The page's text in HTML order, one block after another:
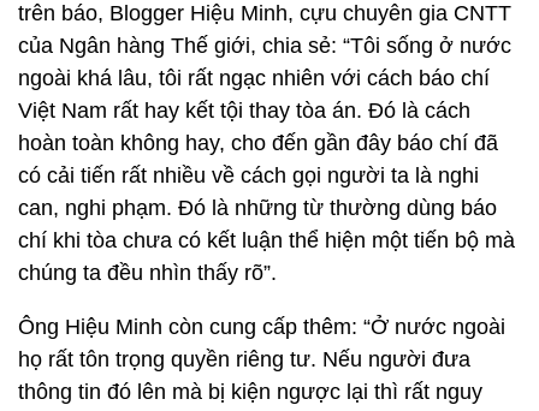
trên báo, Blogger Hiệu Minh, cựu chuyên gia CNTT
của Ngân hàng Thế giới, chia sẻ: “Tôi sống ở nước
ngoài khá lâu, tôi rất ngạc nhiên với cách báo chí
Việt Nam rất hay kết tội thay tòa án. Đó là cách
hoàn toàn không hay, cho đến gần đây báo chí đã
có cải tiến rất nhiều về cách gọi người ta là nghi
can, nghi phạm. Đó là những từ thường dùng báo
chí khi tòa chưa có kết luận thể hiện một tiến bộ mà
chúng ta đều nhìn thấy rõ”.
Ông Hiệu Minh còn cung cấp thêm: “Ở nước ngoài
họ rất tôn trọng quyền riêng tư. Nếu người đưa
thông tin đó lên mà bị kiện ngược lại thì rất nguy